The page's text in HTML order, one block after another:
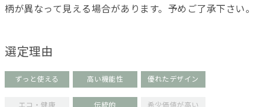
柄が異なって見える場合があります。予めご了承下さい。
選定理由
ずっと使える 高い機能性 優れたデザイン